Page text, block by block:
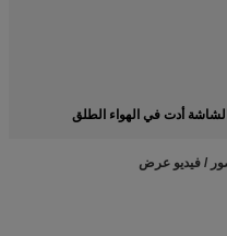
أدت في الهواء الطلق
/ فيديو عرض